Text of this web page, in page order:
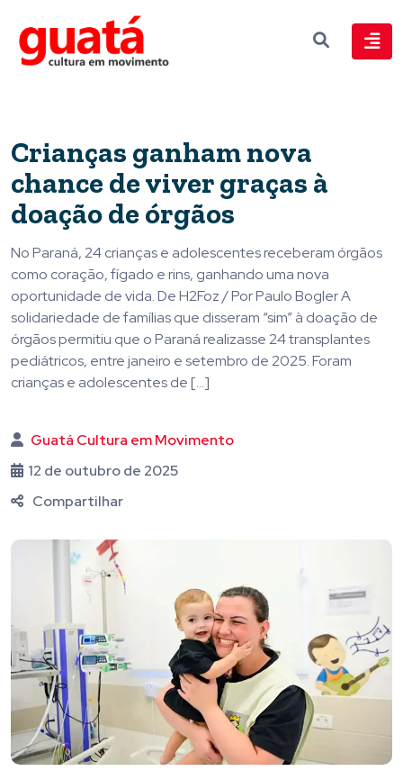
Crianças ganham nova
chance de viver graças à
doação de órgãos
No Paraná, 24 crianças e adolescentes receberam órgãos
como coração, fígado e rins, ganhando uma nova
oportunidade de vida. De H2Foz / Por Paulo Bogler A
solidariedade de famílias que disseram “sim” à doação de
órgãos permitiu que o Paraná realizasse 24 transplantes
pediátricos, entre janeiro e setembro de 2025. Foram
crianças e adolescentes de […]
Guatá Cultura em Movimento
12 de outubro de 2025
Compartilhar